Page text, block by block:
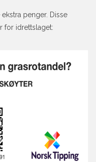
penger. Disse
for idrettslaget: